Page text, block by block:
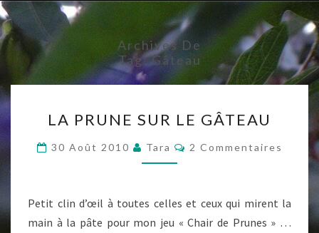
Archives De
Tag:Gâteau
PRUNE
SUR
LE
LA PRUNE SUR LE GÂTEAU
30 Août 2010 Tara Commentaires
2 Commentaires
Petit clin d’œil à toutes celles et ceux qui mirent la
main à la pâte pour mon jeu « Chair de Prunes » …